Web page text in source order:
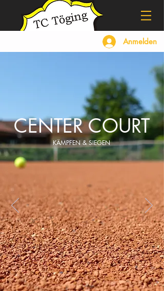
Anmelden
CENTER COURT
KÄMPFEN & SIEGEN